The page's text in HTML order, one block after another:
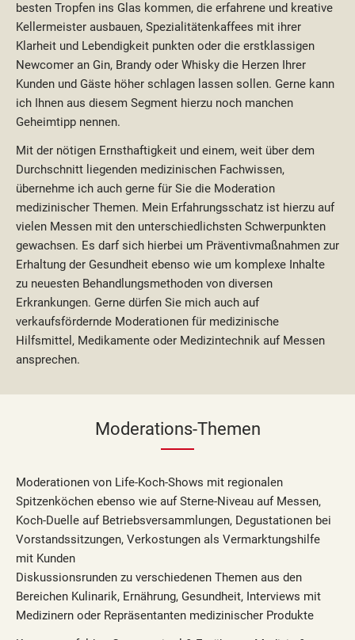
besten Tropfen ins Glas kommen, die erfahrene und kreative
Kellermeister ausbauen, Spezialitätenkaffees mit ihrer
Klarheit und Lebendigkeit punkten oder die erstklassigen
Newcomer an Gin, Brandy oder Whisky die Herzen Ihrer
Kunden und Gäste höher schlagen lassen sollen. Gerne kann
ich Ihnen aus diesem Segment hierzu noch manchen
Geheimtipp nennen.
Mit der nötigen Ernsthaftigkeit und einem, weit über dem
Durchschnitt liegenden medizinischen Fachwissen,
übernehme ich auch gerne für Sie die Moderation
medizinischer Themen. Mein Erfahrungsschatz ist hierzu auf
vielen Messen mit den unterschiedlichsten Schwerpunkten
gewachsen. Es darf sich hierbei um Präventivmaßnahmen zur
Erhaltung der Gesundheit ebenso wie um komplexe Inhalte
zu neuesten Behandlungsmethoden von diversen
Erkrankungen. Gerne dürfen Sie mich auch auf
verkaufsfördernde Moderationen für medizinische
Hilfsmittel, Medikamente oder Medizintechnik auf Messen
ansprechen.
Moderations-Themen
Moderationen von Life-Koch-Shows mit regionalen
Spitzenköchen ebenso wie auf Sterne-Niveau auf Messen,
Koch-Duelle auf Betriebsversammlungen, Degustationen bei
Vorstandssitzungen, Verkostungen als Vermarktungshilfe
mit Kunden
Diskussionsrunden zu verschiedenen Themen aus den
Bereichen Kulinarik, Ernährung, Gesundheit, Interviews mit
Medizinern oder Repräsentanten medizinischer Produkte